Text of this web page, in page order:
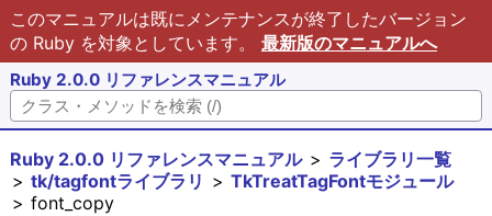
このマニュアルは既にメンテナンスが終了したバージョン
の Ruby を対象としています。 最新版のマニュアルへ
Ruby 2.0.0 リファレンスマニュアル
Ruby 2.0.0 リファレンスマニュアル
ライブラリ一覧
tk/tagfontライブラリ
TkTreatTagFontモジュール
font_copy